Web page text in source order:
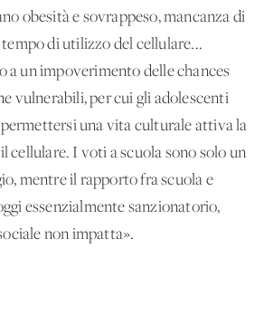
obesità e sovrappeso, mancanza di
di utilizzo del cellulare...
a un impoverimento delle chances
vulnerabili, per cui gli adolescenti
una vita culturale attiva la
cellulare. I voti a scuola sono solo un
mentre il rapporto fra scuola e
essenzialmente sanzionatorio,
non impatta».